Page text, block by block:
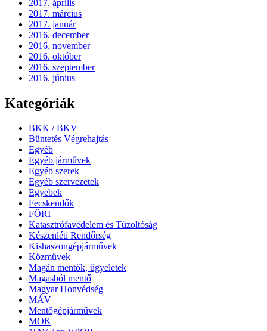
2017. április
2017. március
2017. január
2016. december
2016. november
2016. október
2016. szeptember
2016. június
Kategóriák
BKK / BKV
Büntetés Végrehajtás
Egyéb
Egyéb járművek
Egyéb szerek
Egyéb szervezetek
Egyebek
Fecskendők
FÖRI
Katasztrófavédelem és Tűzoltóság
Készenléti Rendőrség
Kishaszongépjárművek
Közművek
Magán mentők, ügyeletek
Magasból mentő
Magyar Honvédség
MÁV
Mentőgépjárművek
MOK